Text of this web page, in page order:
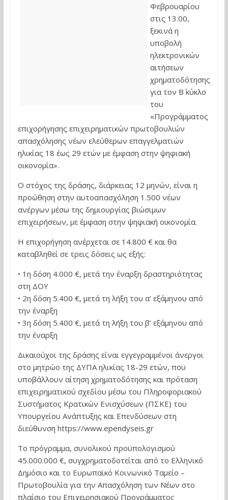
Φεβρουαρίου
στις 13:00,
ξεκινά η
υποβολή
ηλεκτρονικών
αιτήσεων
χρηματοδότησης
για τον Β΄ κύκλο
του
«Προγράμματος
επιχορήγησης επιχειρηματικών πρωτοβουλιών
απασχόλησης νέων ελεύθερων επαγγελματιών
ηλικίας 18 έως 29 ετών με έμφαση στην ψηφιακή
οικονομία».
Ο στόχος της δράσης, διάρκειας 12 μηνών, είναι η
προώθηση στην αυτοαπασχόληση 1.500 νέων
ανέργων μέσω της δημιουργίας βιώσιμων
επιχειρήσεων, με έμφαση στην ψηφιακή οικονομία.
Η επιχορήγηση ανέρχεται σε 14.800 € και θα
καταβληθεί σε τρεις δόσεις ως εξής:
• 1η δόση 4.000 €, μετά την έναρξη δραστηριότητας
στη ΔΟΥ
• 2η δόση 5.400 €, μετά τη λήξη του α’ εξάμηνου από
την έναρξη
• 3η δόση 5.400 €, μετά τη λήξη του β’ εξάμηνου από
την έναρξη
Δικαιούχοι της δράσης είναι εγγεγραμμένοι άνεργοι
στο μητρώο της ΔΥΠΑ ηλικίας 18-29 ετών, που
υποβάλλουν αίτηση χρηματοδότησης και πρόταση
επιχειρηματικού σχεδίου μέσω του Πληροφοριακού
Συστήματος Κρατικών Ενισχύσεων (ΠΣΚΕ) του
Υπουργείου Ανάπτυξης και Επενδύσεων στη
διεύθυνση https://www.ependyseis.gr
Το πρόγραμμα, συνολικού προϋπολογισμού
45.000.000 €, συγχρηματοδοτείται από το Ελληνικό
Δημόσιο και το Ευρωπαϊκό Κοινωνικό Ταμείο –
Πρωτοβουλία για την Απασχόληση των Νέων στο
πλαίσιο του Επιχειρησιακού Προγράμματος